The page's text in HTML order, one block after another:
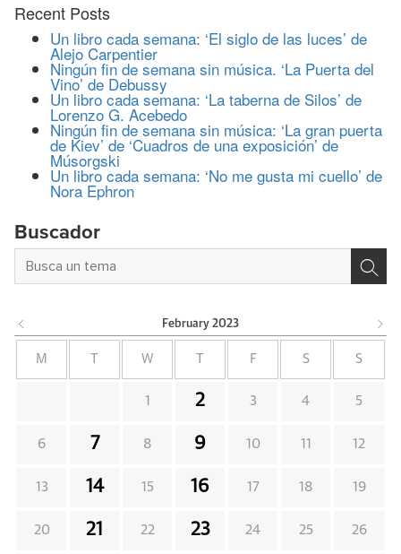
Recent Posts
Un libro cada semana: ‘El siglo de las luces’ de
Alejo Carpentier
Ningún fin de semana sin música. ‘La Puerta del
Vino’ de Debussy
Un libro cada semana: ‘La taberna de Silos’ de
Lorenzo G. Acebedo
Ningún fin de semana sin música: ‘La gran puerta
de Kiev’ de ‘Cuadros de una exposición’ de
Músorgski
Un libro cada semana: ‘No me gusta mi cuello’ de
Nora Ephron
Buscador
February 2023
M W F S S
1 2 3 4 5
6 7 8 9 10 11 12
13 14 15 16 17 18 19
20 21 22 23 24 25 26